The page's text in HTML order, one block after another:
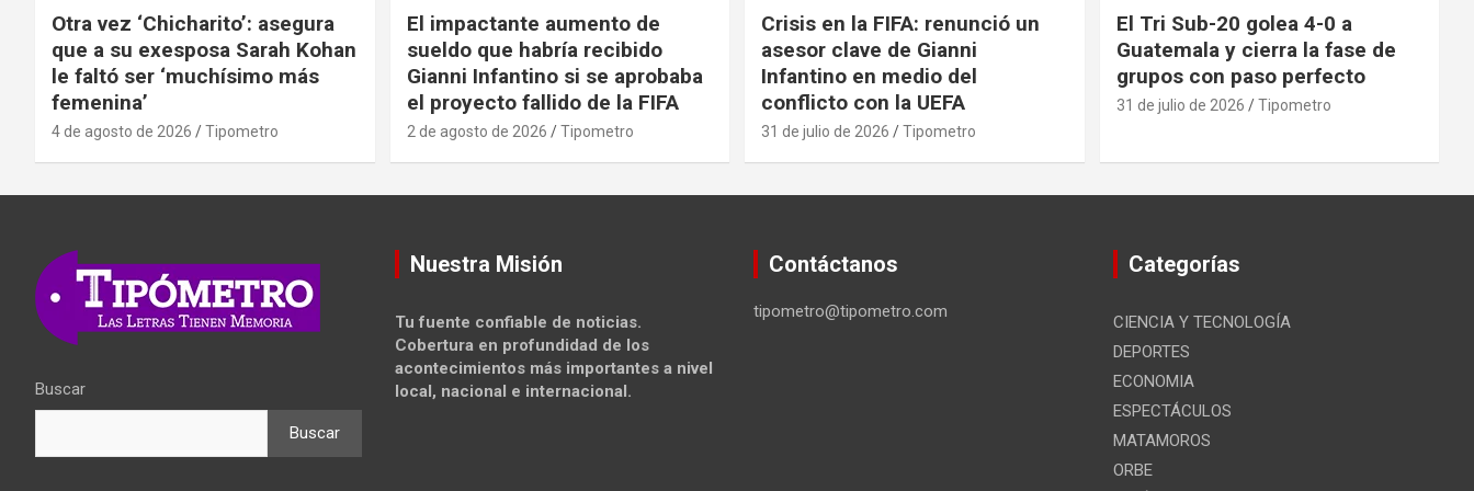
Otra vez ‘Chicharito’: asegura
que a su exesposa Sarah Kohan
le faltó ser ‘muchísimo más
femenina’
4 de agosto de 2026 Tipometro
El impactante aumento de
sueldo que habría recibido
Gianni Infantino si se aprobaba
el proyecto fallido de la FIFA
2 de agosto de 2026 Tipometro
Crisis en la FIFA: renunció un
asesor clave de Gianni
Infantino en medio del
conflicto con la UEFA
31 de julio de 2026 Tipometro
El Tri Sub-20 golea 4-0 a
Guatemala y cierra la fase de
grupos con paso perfecto
31 de julio de 2026 Tipometro
Buscar
Buscar
Nuestra Misión
Tu fuente confiable de noticias.
Cobertura en profundidad de los
acontecimientos más importantes a nivel
local, nacional e internacional.
Contáctanos
tipometro@tipometro.com
Categorías
CIENCIA Y TECNOLOGÍA
DEPORTES
ECONOMIA
ESPECTÁCULOS
MATAMOROS
ORBE